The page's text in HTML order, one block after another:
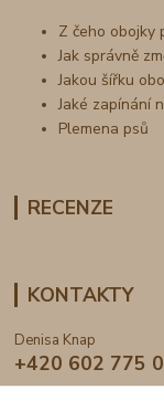
Z čeho obojky
Jak správně
Jakou šířku
Jaké zapínání
Plemena psů
RECENZE
KONTAKTY
Denisa Knap
+420 602 775